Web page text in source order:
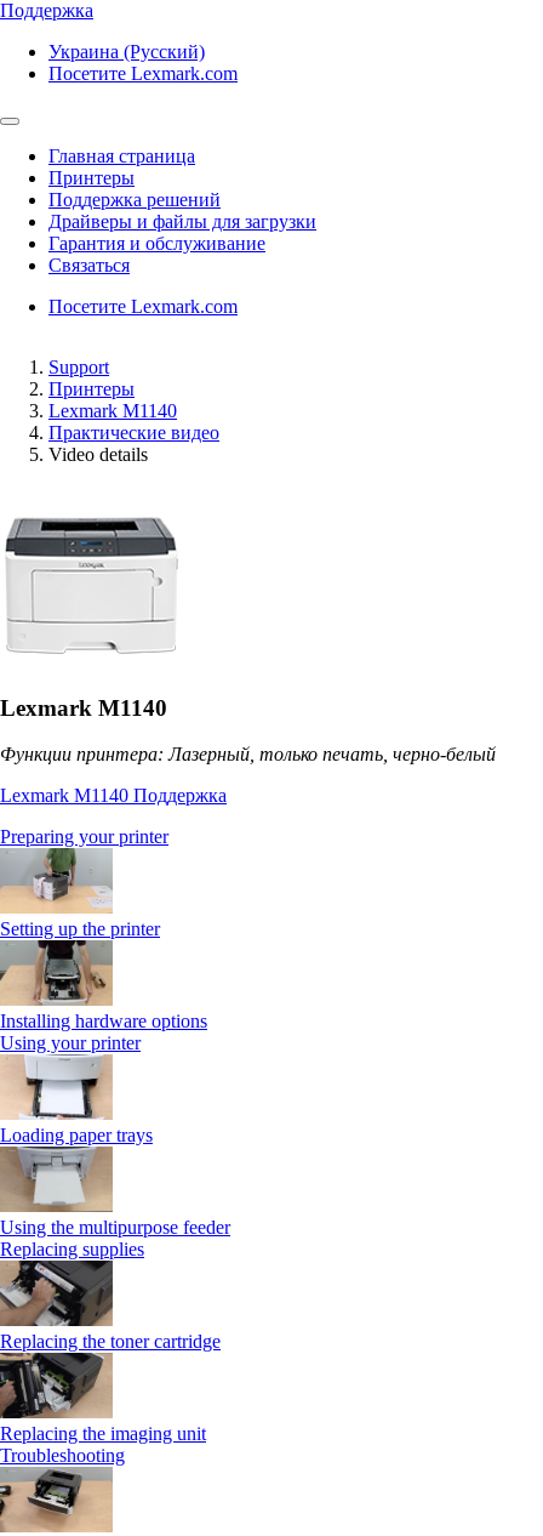
Поддержка
Украина (Русский)
Посетите Lexmark.com
Главная страница
Принтеры
Поддержка решений
Драйверы и файлы для загрузки
Гарантия и обслуживание
Связаться
Посетите Lexmark.com
Support
Принтеры
Lexmark M1140
Практические видео
Video details
Lexmark M1140
Функции принтера: Лазерный, только печать, черно-белый
Lexmark M1140 Поддержка
Preparing your printer
Setting up the printer
Installing hardware options
Using your printer
Loading paper trays
Using the multipurpose feeder
Replacing supplies
Replacing the toner cartridge
Replacing the imaging unit
Troubleshooting